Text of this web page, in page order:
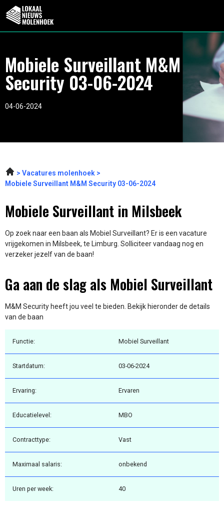
Mobiele Surveillant M&M
Security 03-06-2024
04-06-2024
Vacatures molenhoek
Mobiele Surveillant M&M Security 03-06-2024
Mobiele Surveillant in Milsbeek
Op zoek naar een baan als Mobiel Surveillant? Er is een vacature
vrijgekomen in Milsbeek, te Limburg. Solliciteer vandaag nog en
verzeker jezelf van de baan!
Ga aan de slag als Mobiel Surveillant
M&M Security heeft jou veel te bieden. Bekijk hieronder de details
van de baan
Functie: Mobiel Surveillant
Startdatum: 03-06-2024
Ervaring: Ervaren
Educatielevel: MBO
Contracttype: Vast
Maximaal salaris: onbekend
Uren per week: 40